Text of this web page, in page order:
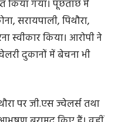
मोटरसाइकिल क्रमांक CG
किया गया। पूछताछ में
सरायपाली, पिथौरा,
स्वीकार किया। आरोपी ने
दुकानों में बेचना भी